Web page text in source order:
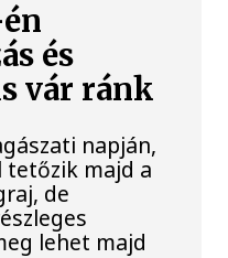
és
vár ránk
napján,
tetőzik majd a
de
lehet majd